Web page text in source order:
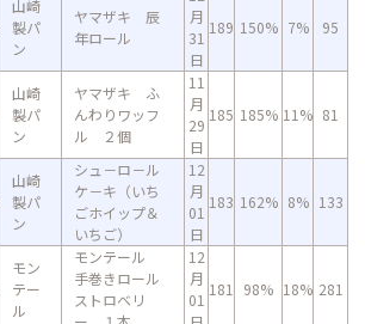
山崎
製パ
ン
ヤマザキ 辰
年ロール
月
31
日
189 150% 7% 95
山崎
製パ
ン
ヤマザキ ふ
んわりワッフ
ル ２個
11
月
29
日
185 185% 11% 81
山崎
製パ
ン
シュ－ロ－ル
ケ－キ（いち
ごホイップ＆
いちご）
12
月
01
日
183 162% 8% 133
モン
テー
ル
モンテール
手巻きロール
ストロベリ
12
月
01
181 98% 18% 281